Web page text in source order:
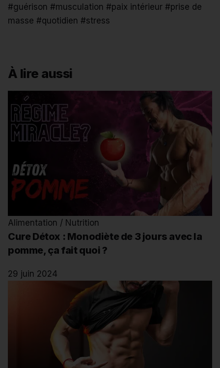
#guérison #musculation #paix intérieur #prise de
masse #quotidien #stress
À lire aussi
Alimentation / Nutrition
Cure Détox : Monodiète de 3 jours avec la
pomme, ça fait quoi ?
29 juin 2024